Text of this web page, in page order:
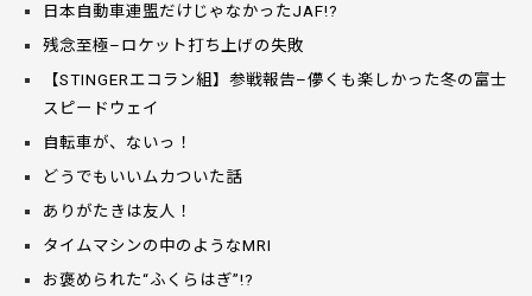
日本自動車連盟だけじゃなかったJAF!?
残念至極–ロケット打ち上げの失敗
【STINGERエコラン組】参戦報告–儚くも楽しかった冬の富士
スピードウェイ
自転車が、ないっ！
どうでもいいムカついた話
ありがたきは友人！
タイムマシンの中のようなMRI
お褒められた“ふくらはぎ”!?